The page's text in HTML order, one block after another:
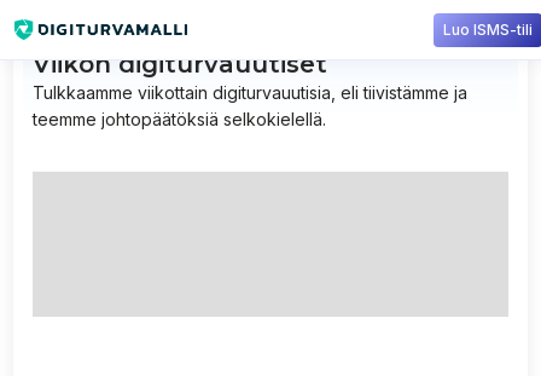
Viikon digiturvauutiset
Tulkkaamme viikottain digiturvauutisia, eli tiivistämme ja
teemme johtopäätöksiä selkokielellä.
Luo ISMS-tili